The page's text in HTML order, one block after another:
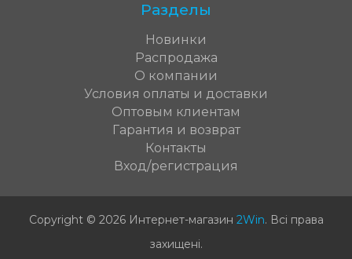
Разделы
Новинки
Распродажа
О компании
Условия оплаты и доставки
Оптовым клиентам
Гарантия и возврат
Контакты
Вход/регистрация
Copyright © 2026 Интернет-магазин 2Win. Всі права
захищені.